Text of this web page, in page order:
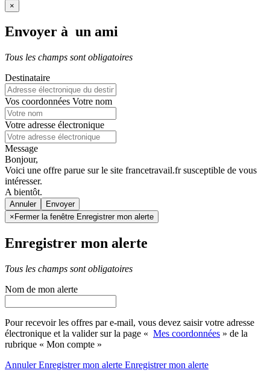
×
Envoyer à un ami
Tous les champs sont obligatoires
Destinataire
Vos coordonnées Votre nom
Votre adresse électronique
Message
Bonjour,
Voici une offre parue sur le site francetravail.fr susceptible de vous
intéresser.
A bientôt.
Annuler
× Fermer la fenêtre Enregistrer mon alerte
Enregistrer mon alerte
Tous les champs sont obligatoires
Nom de mon alerte
Pour recevoir les offres par e-mail, vous devez saisir votre adresse
électronique et la valider sur la page « Mes coordonnées » de la
rubrique « Mon compte »
AnnulerEnregistrer mon alerte Enregistrermon alerte